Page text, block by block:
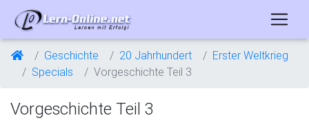
Geschichte 20 Jahrhundert
Erster Weltkrieg
Specials
Vorgeschichte Teil 3
Vorgeschichte Teil 3